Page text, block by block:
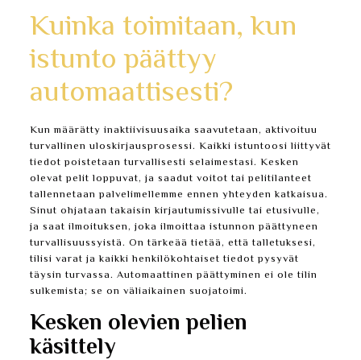
Kuinka toimitaan, kun
istunto päättyy
automaattisesti?
Kun määrätty inaktiivisuusaika saavutetaan, aktivoituu
turvallinen uloskirjausprosessi. Kaikki istuntoosi liittyvät
tiedot poistetaan turvallisesti selaimestasi. Kesken
olevat pelit loppuvat, ja saadut voitot tai pelitilanteet
tallennetaan palvelimellemme ennen yhteyden katkaisua.
Sinut ohjataan takaisin kirjautumissivulle tai etusivulle,
ja saat ilmoituksen, joka ilmoittaa istunnon päättyneen
turvallisuussyistä. On tärkeää tietää, että talletuksesi,
tilisi varat ja kaikki henkilökohtaiset tiedot pysyvät
täysin turvassa. Automaattinen päättyminen ei ole tilin
sulkemista; se on väliaikainen suojatoimi.
Kesken olevien pelien
käsittely